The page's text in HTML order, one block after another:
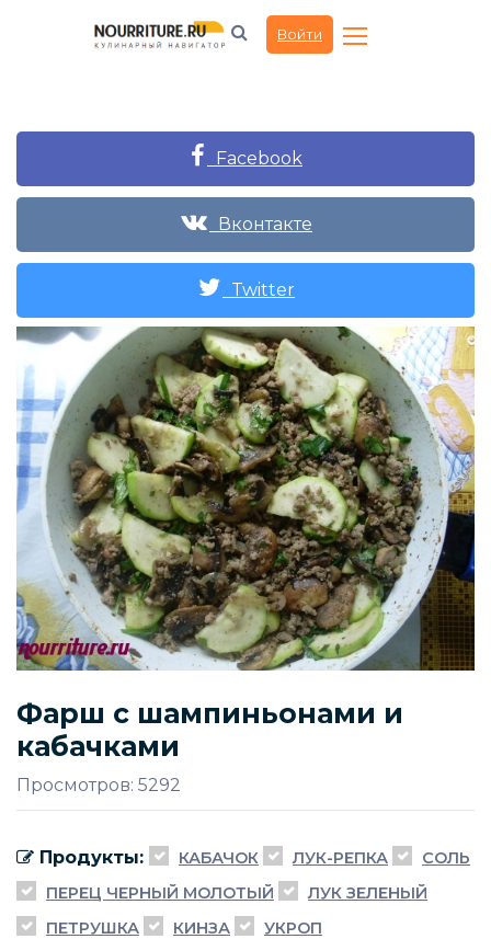
Войти
Facebook
Вконтакте
Twitter
Фарш с шампиньонами и
кабачками
Просмотров: 5292
Продукты: КАБАЧОК ЛУК-РЕПКА
СОЛЬ
ПЕРЕЦ ЧЕРНЫЙ МОЛОТЫЙ
ЛУК ЗЕЛЕНЫЙ
ПЕТРУШКА
КИНЗА
УКРОП